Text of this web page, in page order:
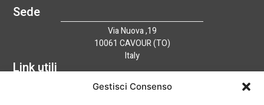
Gestisci Consenso
Sede
Via Nuova ,19
10061 CAVOUR (TO)
Italy
Link utili
Home